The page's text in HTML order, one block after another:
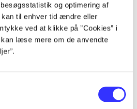
og optimering af
kan til enhver tid ændre eller
ved at klikke på ”Cookies” i
læse mere om de anvendte